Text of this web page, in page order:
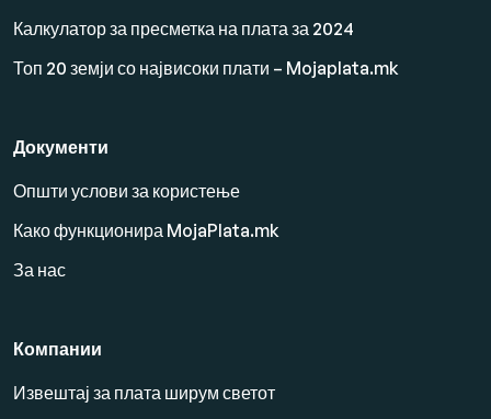
Калкулатор за пресметка на плата за 2024
Топ 20 земји со највисоки плати – Mojaplata.mk
Документи
Општи услови за користење
Како функционира MojaPlata.mk
За нас
Компании
Извештај за плата ширум светот